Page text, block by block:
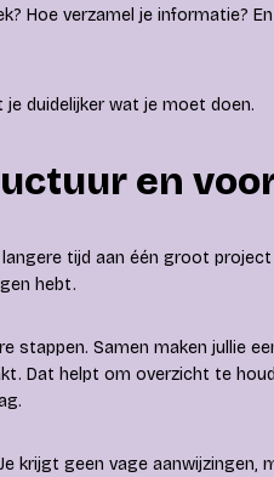
Hoe verzamel je informatie?
duidelijker wat je moet doen.
en
tijd aan één groot
hebt.
stappen. Samen maken jullie
Dat helpt om overzicht te
krijgt geen vage aanwijzingen,